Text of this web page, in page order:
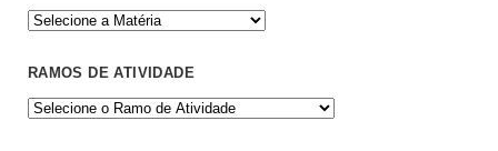
RAMOS DE ATIVIDADE